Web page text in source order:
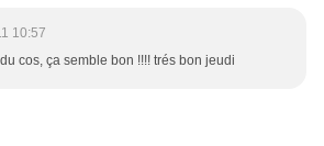
10:57
cos, ça semble bon !!!! trés bon jeudi